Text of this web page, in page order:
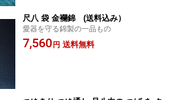
尺八 袋 金襴錦 (送料込み）
愛器を守る錦製の一品もの
7,560 円 送料無料